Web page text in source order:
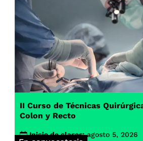
II Curso de Técnicas
Colon y Recto
Inicio de clases: agosto 5, 2026